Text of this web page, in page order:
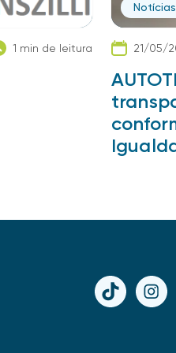
1 min de leitura
Notícias
21/05/
TikTok